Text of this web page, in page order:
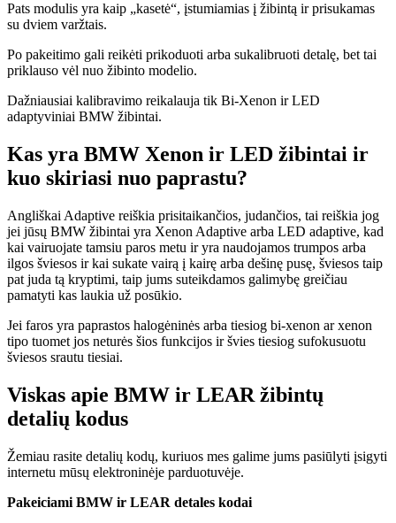
Pats modulis yra kaip „kasetė“, įstumiamias į žibintą ir prisukamas
su dviem varžtais.
Po pakeitimo gali reikėti prikoduoti arba sukalibruoti detalę, bet tai
priklauso vėl nuo žibinto modelio.
Dažniausiai kalibravimo reikalauja tik Bi-Xenon ir LED
adaptyviniai BMW žibintai.
Kas yra BMW Xenon ir LED žibintai ir
kuo skiriasi nuo paprastu?
Angliškai Adaptive reiškia prisitaikančios, judančios, tai reiškia jog
jei jūsų BMW žibintai yra Xenon Adaptive arba LED adaptive, kad
kai vairuojate tamsiu paros metu ir yra naudojamos trumpos arba
ilgos šviesos ir kai sukate vairą į kairę arba dešinę pusę, šviesos taip
pat juda tą kryptimi, taip jums suteikdamos galimybę greičiau
pamatyti kas laukia už posūkio.
Jei faros yra paprastos halogėninės arba tiesiog bi-xenon ar xenon
tipo tuomet jos neturės šios funkcijos ir švies tiesiog sufokusuotu
šviesos srautu tiesiai.
Viskas apie BMW ir LEAR žibintų
detalių kodus
Žemiau rasite detalių kodų, kuriuos mes galime jums pasiūlyti įsigyti
internetu mūsų elektroninėje parduotuvėje.
Pakeiciami BMW ir LEAR detales kodai